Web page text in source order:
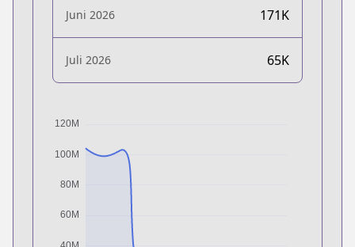
Juni 2026 171K
Juli 2026 65K